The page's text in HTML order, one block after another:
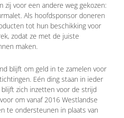
zij voor een andere weg gekozen:
Als hoofdsponsor doneren
tot hun beschikking voor
zodat ze met de juiste
maken.
blijft om geld in te zamelen voor
Eén ding staan in ieder
blijft zich inzetten voor de strijd
om vanaf 2016 Westlandse
te ondersteunen in plaats van